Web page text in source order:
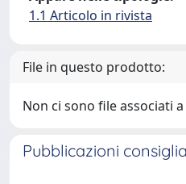
1.1 Articolo in rivista
File in questo prodotto:
Non ci sono file associati
Pubblicazioni